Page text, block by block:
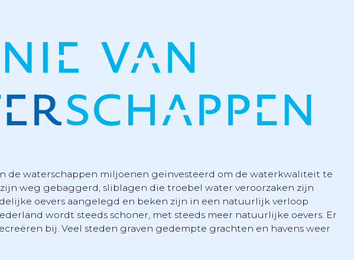
de waterschappen miljoenen geïnvesteerd om de waterkwaliteit te
weg gebaggerd, sliblagen die troebel water veroorzaken zijn
oevers aangelegd en beken zijn in een natuurlijk verloop
wordt steeds schoner, met steeds meer natuurlijke oevers. Er
bij. Veel steden graven gedempte grachten en havens weer